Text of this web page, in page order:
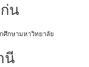
น
ศึกษามหาวิทยาลัย
นี